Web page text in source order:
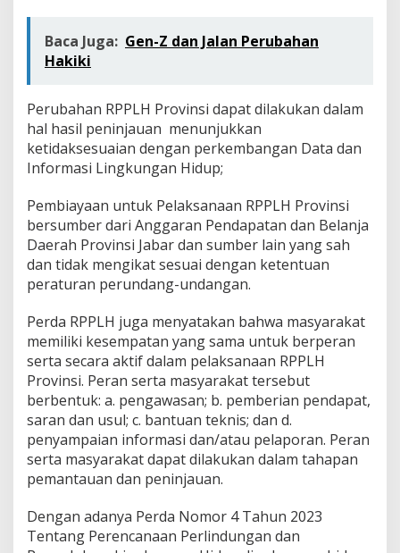
Baca Juga: Gen-Z dan Jalan Perubahan
Hakiki
Perubahan RPPLH Provinsi dapat dilakukan dalam
hal hasil peninjauan menunjukkan
ketidaksesuaian dengan perkembangan Data dan
Informasi Lingkungan Hidup;
Pembiayaan untuk Pelaksanaan RPPLH Provinsi
bersumber dari Anggaran Pendapatan dan Belanja
Daerah Provinsi Jabar dan sumber lain yang sah
dan tidak mengikat sesuai dengan ketentuan
peraturan perundang-undangan.
Perda RPPLH juga menyatakan bahwa masyarakat
memiliki kesempatan yang sama untuk berperan
serta secara aktif dalam pelaksanaan RPPLH
Provinsi. Peran serta masyarakat tersebut
berbentuk: a. pengawasan; b. pemberian pendapat,
saran dan usul; c. bantuan teknis; dan d.
penyampaian informasi dan/atau pelaporan. Peran
serta masyarakat dapat dilakukan dalam tahapan
pemantauan dan peninjauan.
Dengan adanya Perda Nomor 4 Tahun 2023
Tentang Perencanaan Perlindungan dan